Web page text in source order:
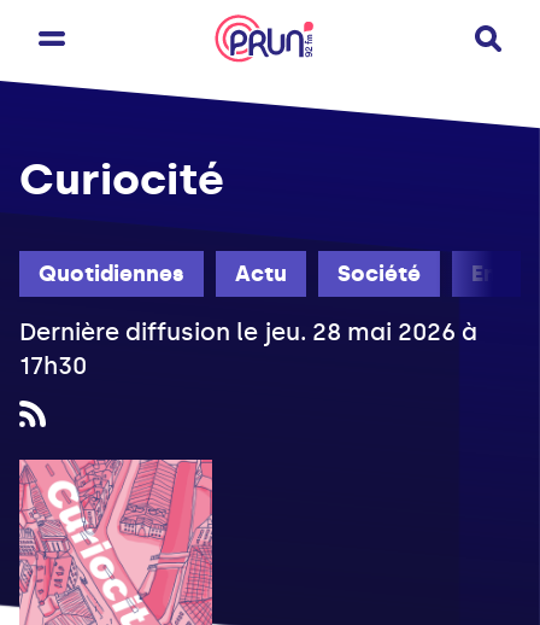
Quotidiennes Actu Société
Curiocité
Dernière diffusion le jeu. 28 mai 2026 à
17h30